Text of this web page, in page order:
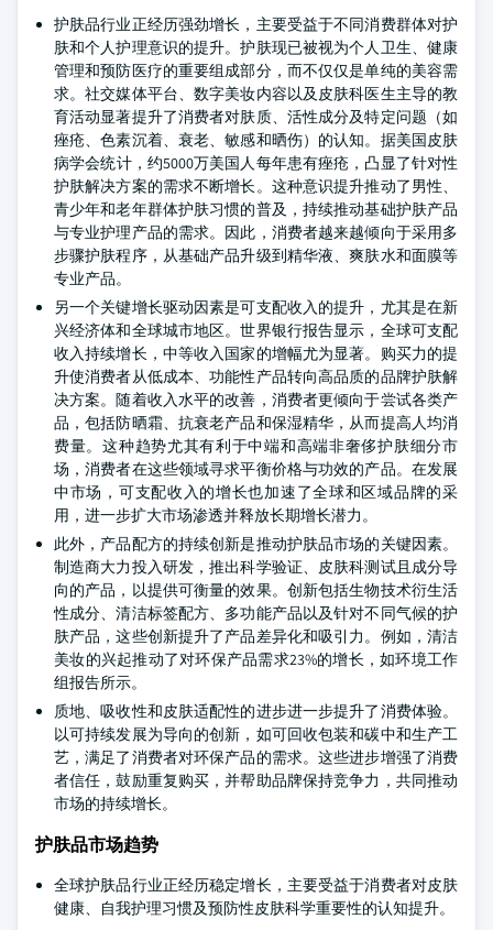
护肤品行业正经历强劲增长，主要受益于不同消费群体对护
肤和个人护理意识的提升。护肤现已被视为个人卫生、健康
管理和预防医疗的重要组成部分，而不仅仅是单纯的美容需
求。社交媒体平台、数字美妆内容以及皮肤科医生主导的教
育活动显著提升了消费者对肤质、活性成分及特定问题（如
痤疮、色素沉着、衰老、敏感和晒伤）的认知。据美国皮肤
病学会统计，约5000万美国人每年患有痤疮，凸显了针对性
护肤解决方案的需求不断增长。这种意识提升推动了男性、
青少年和老年群体护肤习惯的普及，持续推动基础护肤产品
与专业护理产品的需求。因此，消费者越来越倾向于采用多
步骤护肤程序，从基础产品升级到精华液、爽肤水和面膜等
专业产品。
另一个关键增长驱动因素是可支配收入的提升，尤其是在新
兴经济体和全球城市地区。世界银行报告显示，全球可支配
收入持续增长，中等收入国家的增幅尤为显著。购买力的提
升使消费者从低成本、功能性产品转向高品质的品牌护肤解
决方案。随着收入水平的改善，消费者更倾向于尝试各类产
品，包括防晒霜、抗衰老产品和保湿精华，从而提高人均消
费量。这种趋势尤其有利于中端和高端非奢侈护肤细分市
场，消费者在这些领域寻求平衡价格与功效的产品。在发展
中市场，可支配收入的增长也加速了全球和区域品牌的采
用，进一步扩大市场渗透并释放长期增长潜力。
此外，产品配方的持续创新是推动护肤品市场的关键因素。
制造商大力投入研发，推出科学验证、皮肤科测试且成分导
向的产品，以提供可衡量的效果。创新包括生物技术衍生活
性成分、清洁标签配方、多功能产品以及针对不同气候的护
肤产品，这些创新提升了产品差异化和吸引力。例如，清洁
美妆的兴起推动了对环保产品需求23%的增长，如环境工作
组报告所示。
质地、吸收性和皮肤适配性的进步进一步提升了消费体验。
以可持续发展为导向的创新，如可回收包装和碳中和生产工
艺，满足了消费者对环保产品的需求。这些进步增强了消费
者信任，鼓励重复购买，并帮助品牌保持竞争力，共同推动
市场的持续增长。
护肤品市场趋势
全球护肤品行业正经历稳定增长，主要受益于消费者对皮肤
健康、自我护理习惯及预防性皮肤科学重要性的认知提升。